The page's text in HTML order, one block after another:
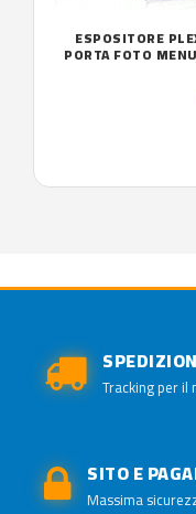
ESPOSITORE
PORTA FOTO
Tracking per
SITO E
Massima